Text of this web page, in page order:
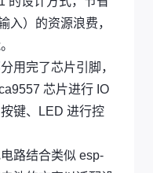
入）的资源浪费，
用完了芯片引脚，
芯片进行 IO
键、LED 进行控
路结合类似 esp-